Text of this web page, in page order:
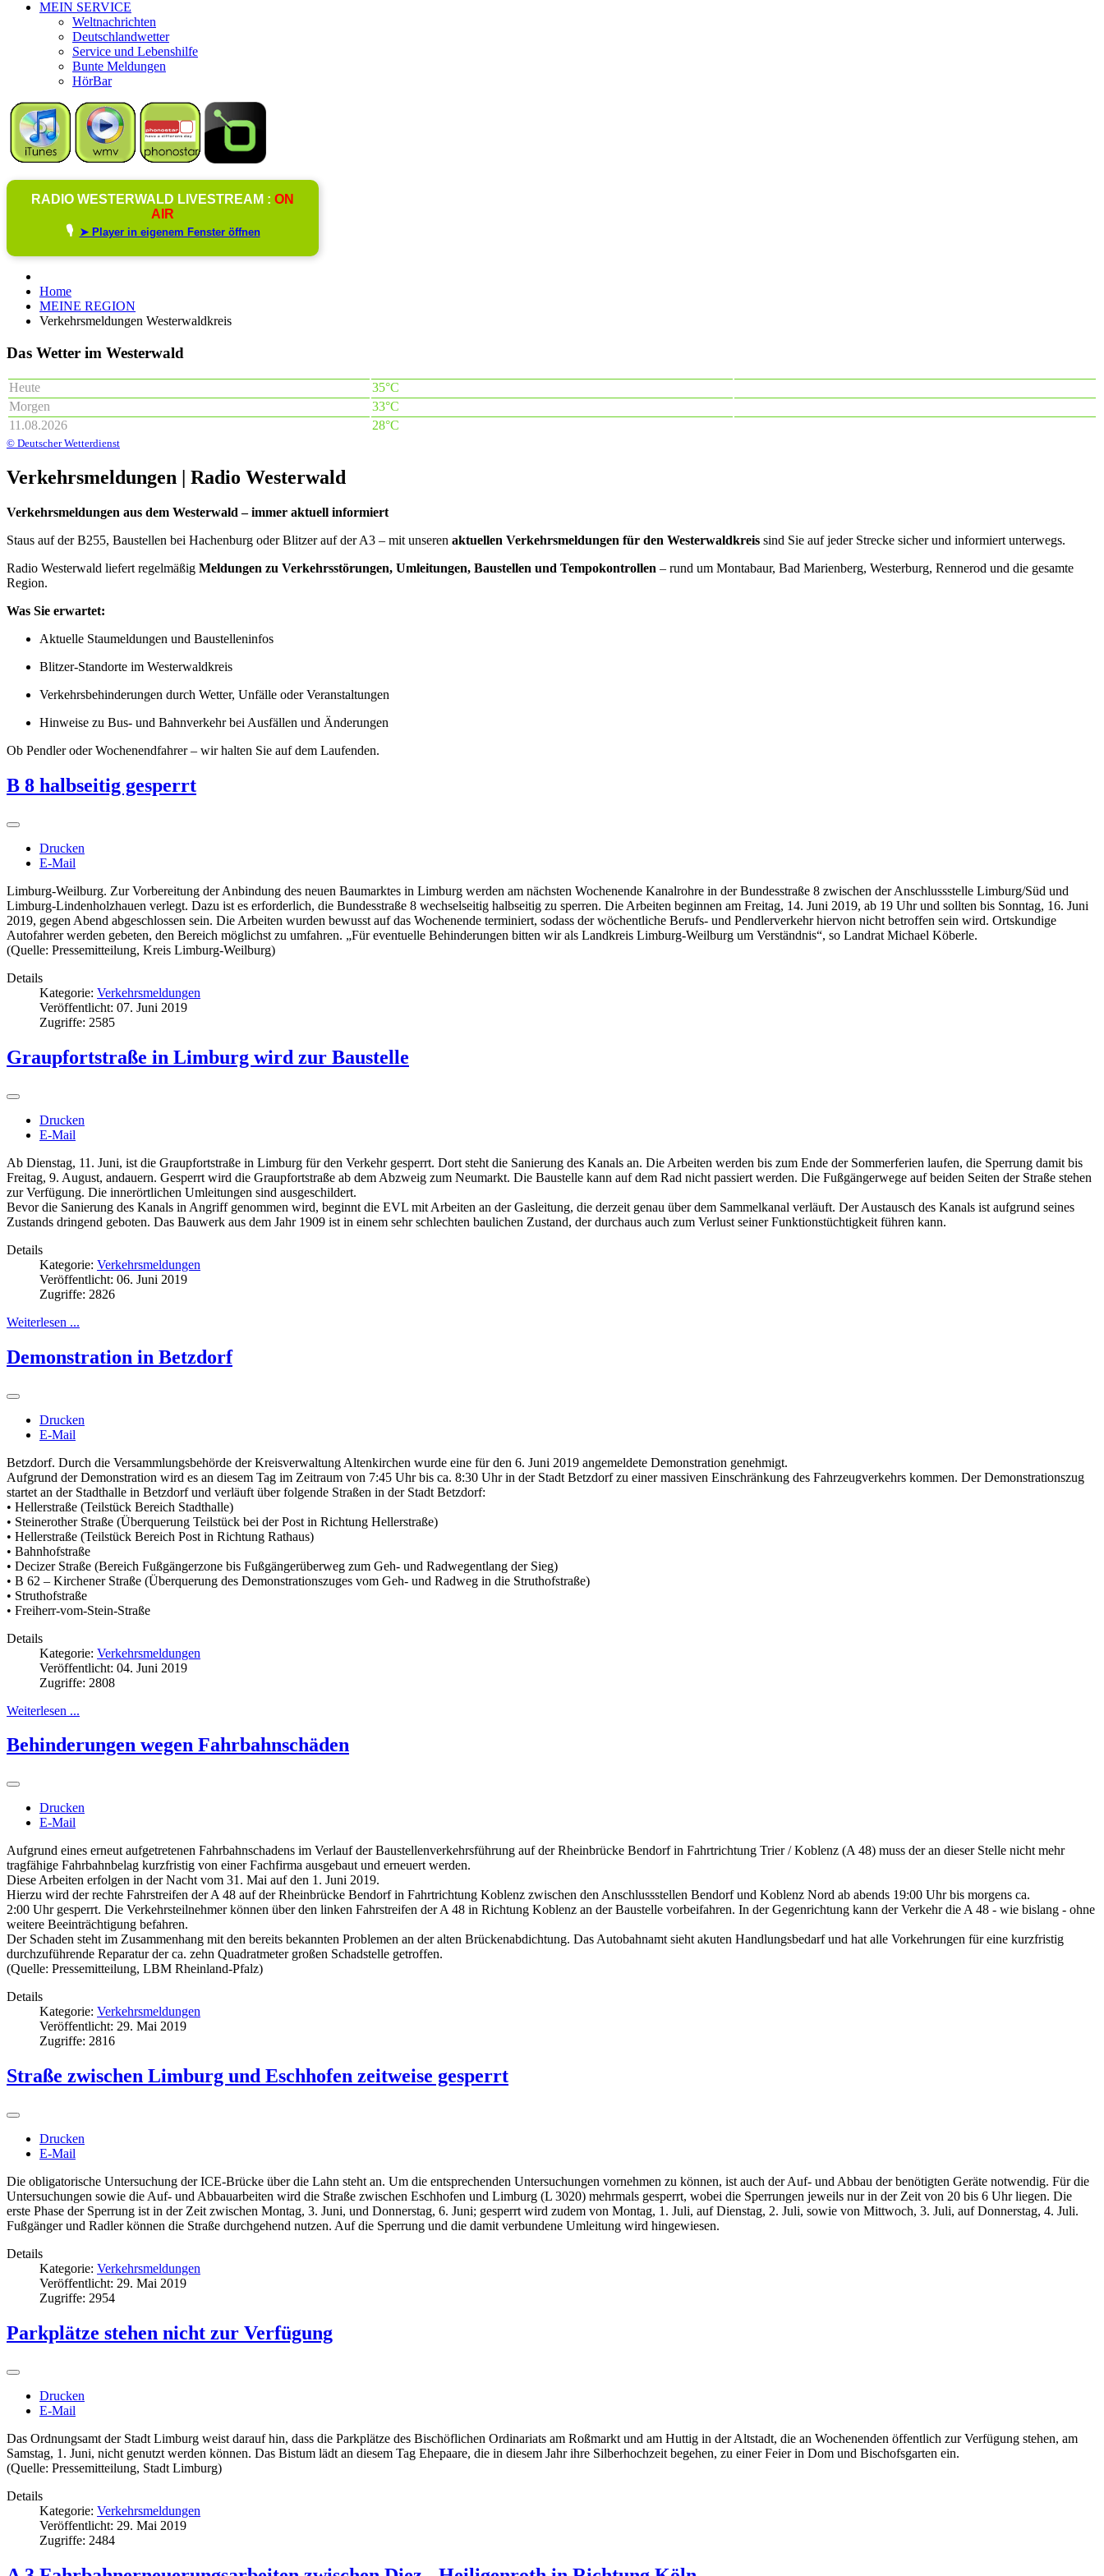
MEIN SERVICE
Weltnachrichten
Deutschlandwetter
Service und Lebenshilfe
Bunte Meldungen
HörBar
RADIO WESTERWALD LIVESTREAM : ON
AIR
🎙️ ➤ Player in eigenem Fenster öffnen
Home
MEINE REGION
Verkehrsmeldungen Westerwaldkreis
Das Wetter im Westerwald
Heute
35°C
Morgen
33°C
11.08.2026
28°C
© Deutscher Wetterdienst
Verkehrsmeldungen | Radio Westerwald
Verkehrsmeldungen aus dem Westerwald – immer aktuell informiert
Staus auf der B255, Baustellen bei Hachenburg oder Blitzer auf der A3 – mit unseren aktuellen Verkehrsmeldungen für den Westerwaldkreis sind Sie auf jeder Strecke sicher und informiert unterwegs.
Radio Westerwald liefert regelmäßig Meldungen zu Verkehrsstörungen, Umleitungen, Baustellen und Tempokontrollen – rund um Montabaur, Bad Marienberg, Westerburg, Rennerod und die gesamte
Region.
Was Sie erwartet:
Aktuelle Staumeldungen und Baustelleninfos
Blitzer-Standorte im Westerwaldkreis
Verkehrsbehinderungen durch Wetter, Unfälle oder Veranstaltungen
Hinweise zu Bus- und Bahnverkehr bei Ausfällen und Änderungen
Ob Pendler oder Wochenendfahrer – wir halten Sie auf dem Laufenden.
B 8 halbseitig gesperrt
Drucken
E-Mail
Limburg-Weilburg. Zur Vorbereitung der Anbindung des neuen Baumarktes in Limburg werden am nächsten Wochenende Kanalrohre in der Bundesstraße 8 zwischen der Anschlussstelle Limburg/Süd und
Limburg-Lindenholzhauen verlegt. Dazu ist es erforderlich, die Bundesstraße 8 wechselseitig halbseitig zu sperren. Die Arbeiten beginnen am Freitag, 14. Juni 2019, ab 19 Uhr und sollten bis Sonntag, 16. Juni
2019, gegen Abend abgeschlossen sein. Die Arbeiten wurden bewusst auf das Wochenende terminiert, sodass der wöchentliche Berufs- und Pendlerverkehr hiervon nicht betroffen sein wird. Ortskundige
Autofahrer werden gebeten, den Bereich möglichst zu umfahren. „Für eventuelle Behinderungen bitten wir als Landkreis Limburg-Weilburg um Verständnis“, so Landrat Michael Köberle.
(Quelle: Pressemitteilung, Kreis Limburg-Weilburg)
Details
Kategorie: Verkehrsmeldungen
Veröffentlicht: 07. Juni 2019
Zugriffe: 2585
Graupfortstraße in Limburg wird zur Baustelle
Drucken
E-Mail
Ab Dienstag, 11. Juni, ist die Graupfortstraße in Limburg für den Verkehr gesperrt. Dort steht die Sanierung des Kanals an. Die Arbeiten werden bis zum Ende der Sommerferien laufen, die Sperrung damit bis
Freitag, 9. August, andauern. Gesperrt wird die Graupfortstraße ab dem Abzweig zum Neumarkt. Die Baustelle kann auf dem Rad nicht passiert werden. Die Fußgängerwege auf beiden Seiten der Straße stehen
zur Verfügung. Die innerörtlichen Umleitungen sind ausgeschildert.
Bevor die Sanierung des Kanals in Angriff genommen wird, beginnt die EVL mit Arbeiten an der Gasleitung, die derzeit genau über dem Sammelkanal verläuft. Der Austausch des Kanals ist aufgrund seines
Zustands dringend geboten. Das Bauwerk aus dem Jahr 1909 ist in einem sehr schlechten baulichen Zustand, der durchaus auch zum Verlust seiner Funktionstüchtigkeit führen kann.
Details
Kategorie: Verkehrsmeldungen
Veröffentlicht: 06. Juni 2019
Zugriffe: 2826
Weiterlesen ...
Demonstration in Betzdorf
Drucken
E-Mail
Betzdorf. Durch die Versammlungsbehörde der Kreisverwaltung Altenkirchen wurde eine für den 6. Juni 2019 angemeldete Demonstration genehmigt.
Aufgrund der Demonstration wird es an diesem Tag im Zeitraum von 7:45 Uhr bis ca. 8:30 Uhr in der Stadt Betzdorf zu einer massiven Einschränkung des Fahrzeugverkehrs kommen. Der Demonstrationszug
startet an der Stadthalle in Betzdorf und verläuft über folgende Straßen in der Stadt Betzdorf:
• Hellerstraße (Teilstück Bereich Stadthalle)
• Steinerother Straße (Überquerung Teilstück bei der Post in Richtung Hellerstraße)
• Hellerstraße (Teilstück Bereich Post in Richtung Rathaus)
• Bahnhofstraße
• Decizer Straße (Bereich Fußgängerzone bis Fußgängerüberweg zum Geh- und Radwegentlang der Sieg)
• B 62 – Kirchener Straße (Überquerung des Demonstrationszuges vom Geh- und Radweg in die Struthofstraße)
• Struthofstraße
• Freiherr-vom-Stein-Straße
Details
Kategorie: Verkehrsmeldungen
Veröffentlicht: 04. Juni 2019
Zugriffe: 2808
Weiterlesen ...
Behinderungen wegen Fahrbahnschäden
Drucken
E-Mail
Aufgrund eines erneut aufgetretenen Fahrbahnschadens im Verlauf der Baustellenverkehrsführung auf der Rheinbrücke Bendorf in Fahrtrichtung Trier / Koblenz (A 48) muss der an dieser Stelle nicht mehr
tragfähige Fahrbahnbelag kurzfristig von einer Fachfirma ausgebaut und erneuert werden.
Diese Arbeiten erfolgen in der Nacht vom 31. Mai auf den 1. Juni 2019.
Hierzu wird der rechte Fahrstreifen der A 48 auf der Rheinbrücke Bendorf in Fahrtrichtung Koblenz zwischen den Anschlussstellen Bendorf und Koblenz Nord ab abends 19:00 Uhr bis morgens ca.
2:00 Uhr gesperrt. Die Verkehrsteilnehmer können über den linken Fahrstreifen der A 48 in Richtung Koblenz an der Baustelle vorbeifahren. In der Gegenrichtung kann der Verkehr die A 48 - wie bislang - ohne
weitere Beeinträchtigung befahren.
Der Schaden steht im Zusammenhang mit den bereits bekannten Problemen an der alten Brückenabdichtung. Das Autobahnamt sieht akuten Handlungsbedarf und hat alle Vorkehrungen für eine kurzfristig
durchzuführende Reparatur der ca. zehn Quadratmeter großen Schadstelle getroffen.
(Quelle: Pressemitteilung, LBM Rheinland-Pfalz)
Details
Kategorie: Verkehrsmeldungen
Veröffentlicht: 29. Mai 2019
Zugriffe: 2816
Straße zwischen Limburg und Eschhofen zeitweise gesperrt
Drucken
E-Mail
Die obligatorische Untersuchung der ICE-Brücke über die Lahn steht an. Um die entsprechenden Untersuchungen vornehmen zu können, ist auch der Auf- und Abbau der benötigten Geräte notwendig. Für die
Untersuchungen sowie die Auf- und Abbauarbeiten wird die Straße zwischen Eschhofen und Limburg (L 3020) mehrmals gesperrt, wobei die Sperrungen jeweils nur in der Zeit von 20 bis 6 Uhr liegen. Die
erste Phase der Sperrung ist in der Zeit zwischen Montag, 3. Juni, und Donnerstag, 6. Juni; gesperrt wird zudem von Montag, 1. Juli, auf Dienstag, 2. Juli, sowie von Mittwoch, 3. Juli, auf Donnerstag, 4. Juli.
Fußgänger und Radler können die Straße durchgehend nutzen. Auf die Sperrung und die damit verbundene Umleitung wird hingewiesen.
Details
Kategorie: Verkehrsmeldungen
Veröffentlicht: 29. Mai 2019
Zugriffe: 2954
Parkplätze stehen nicht zur Verfügung
Drucken
E-Mail
Das Ordnungsamt der Stadt Limburg weist darauf hin, dass die Parkplätze des Bischöflichen Ordinariats am Roßmarkt und am Huttig in der Altstadt, die an Wochenenden öffentlich zur Verfügung stehen, am
Samstag, 1. Juni, nicht genutzt werden können. Das Bistum lädt an diesem Tag Ehepaare, die in diesem Jahr ihre Silberhochzeit begehen, zu einer Feier in Dom und Bischofsgarten ein.
(Quelle: Pressemitteilung, Stadt Limburg)
Details
Kategorie: Verkehrsmeldungen
Veröffentlicht: 29. Mai 2019
Zugriffe: 2484